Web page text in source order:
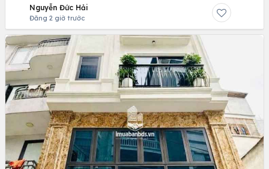
Nguyễn Đức Hải
Đăng 2 giờ trước